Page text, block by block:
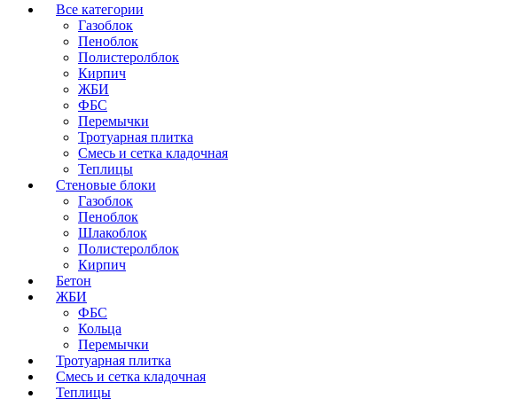
Все категории
Газоблок
Пеноблок
Полистеролблок
Кирпич
ЖБИ
ФБС
Перемычки
Тротуарная плитка
Смесь и сетка кладочная
Теплицы
Стеновые блоки
Газоблок
Пеноблок
Шлакоблок
Полистеролблок
Кирпич
Бетон
ЖБИ
ФБС
Кольца
Перемычки
Тротуарная плитка
Смесь и сетка кладочная
Теплицы